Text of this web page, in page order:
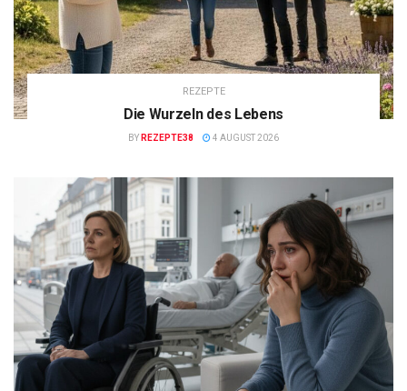
REZEPTE
Die Wurzeln des Lebens
BY REZEPTE38 4 AUGUST 2026